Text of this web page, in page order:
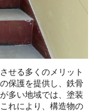
せる多くのメリット
保護を提供し、鉄骨
多い地域では、塗装
れにより、構造物の